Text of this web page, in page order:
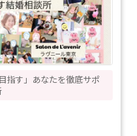
指す」あなたを徹底サポ